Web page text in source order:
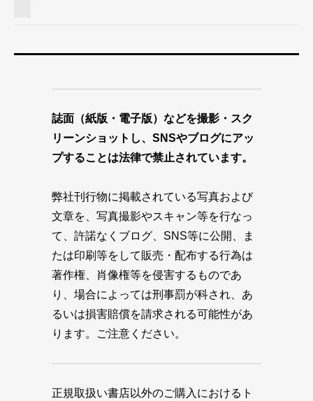
誌面（紙版・電子版）などを撮影・スク
リーンショットし、SNSやブログにアッ
プすることは法律で禁止されています。
弊社刊行物に掲載されている写真および
文章を、写真撮影やスキャン等を行なっ
て、許諾なくブログ、SNS等に公開、ま
たは印刷等をして販売・配布する行為は
著作権、肖像権等を侵害するものであ
り、場合によっては刑事罰が科され、あ
るいは損害賠償を請求される可能性があ
ります。ご注意ください。
正規取扱い書店以外のご購入におけるト